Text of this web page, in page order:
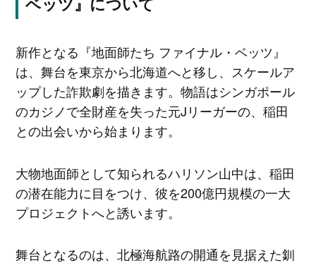
新作となる『地面師たち ファイナル・ベッツ』
は、舞台を東京から北海道へと移し、スケールア
ップした詐欺劇を描きます。物語はシンガポール
のカジノで全財産を失った元Jリーガーの、稲田
との出会いから始まります。
大物地面師として知られるハリソン山中は、稲田
の潜在能力に目をつけ、彼を200億円規模の一大
プロジェクトへと誘います。
舞台となるのは、北極海航路の開通を見据えた釧